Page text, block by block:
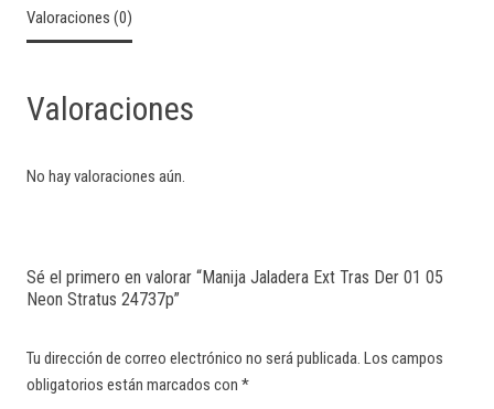
Valoraciones (0)
Valoraciones
No hay valoraciones aún.
Sé el primero en valorar “Manija Jaladera Ext Tras Der 01 05
Neon Stratus 24737p”
Tu dirección de correo electrónico no será publicada. Los campos
obligatorios están marcados con *